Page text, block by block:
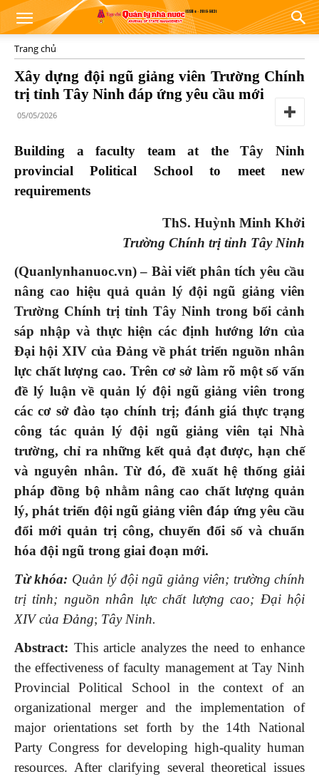
Trang chủ
Xây dựng đội ngũ giảng viên Trường Chính
trị tỉnh Tây Ninh đáp ứng yêu cầu mới
05/05/2026
Building a faculty team at the Tây Ninh
provincial Political School to meet new
requirements
ThS. Huỳnh Minh Khởi
Trường Chính trị tỉnh Tây Ninh
(Quanlynhanuoc.vn) – Bài viết phân tích yêu cầu
nâng cao hiệu quả quản lý đội ngũ giảng viên
Trường Chính trị tỉnh Tây Ninh trong bối cảnh
sáp nhập và thực hiện các định hướng lớn của
Đại hội XIV của Đảng về phát triển nguồn nhân
lực chất lượng cao. Trên cơ sở làm rõ một số vấn
đề lý luận về quản lý đội ngũ giảng viên trong
các cơ sở đào tạo chính trị; đánh giá thực trạng
công tác quản lý đội ngũ giảng viên tại Nhà
trường, chỉ ra những kết quả đạt được, hạn chế
và nguyên nhân. Từ đó, đề xuất hệ thống giải
pháp đồng bộ nhằm nâng cao chất lượng quản
lý, phát triển đội ngũ giảng viên đáp ứng yêu cầu
đổi mới quản trị công, chuyển đổi số và chuẩn
hóa đội ngũ trong giai đoạn mới.
Từ khóa: Quản lý đội ngũ giảng viên; trường chính
trị tỉnh; nguồn nhân lực chất lượng cao; Đại hội
XIV của Đảng; Tây Ninh.
Abstract: This article analyzes the need to enhance
the effectiveness of faculty management at Tay Ninh
Provincial Political School in the context of an
organizational merger and the implementation of
major orientations set forth by the 14th National
Party Congress for developing high-quality human
resources. After clarifying several theoretical issues